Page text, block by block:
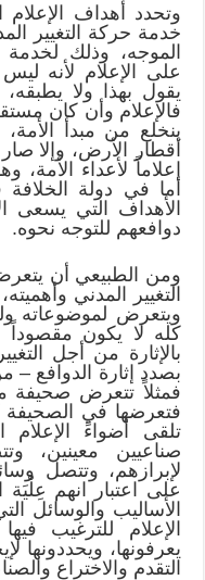
وتحدد أهداف
خدمة حركة التغيير
الموجه، وذلك لخدمة
على الإعلام لأنه
يقول بهذا ولا
فالإعلام وأن كان
ينخلع من مبدأ
أقطار الأرض، وإلا صار
إعلاماً لأعداء الأمة،
أما في دولة الخلافة
الأهداف التي يسعى
دوافعهم للتوجه نحوه.
ومن الطبيعي أن
التغيير المدني
ويتعرض لموضوعاته
كله لا يكون مقصوداً
بالإثارة من أجل
بصدد إثارة الدوافع
فمثلاً تتعرض صحيفة
فتعرضها في الصحيفة
تلقى أضواءً
صناعيين معينين،
لإبرازهم، وتتصل
على اعتبار انهم
الأساليب والوسائل
الإعلام للترغيب
يعرفونها، ويحددونها
التقدم والاختراع